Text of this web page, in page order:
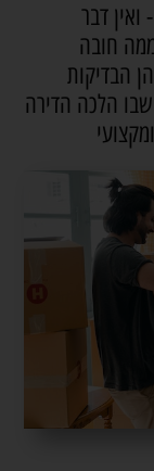
דבר
חובה
הבדיקות
הלכה הדירה